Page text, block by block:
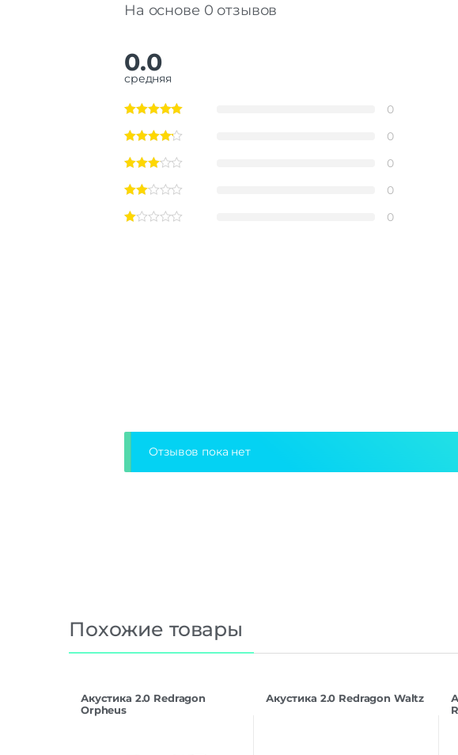
На основе 0 отзывов
0.0
средняя
0
0
0
0
0
Отзывов пока нет
Похожие товары
Акустика 2.0 Redragon
Orpheus
Акустика 2.0 Redragon Waltz